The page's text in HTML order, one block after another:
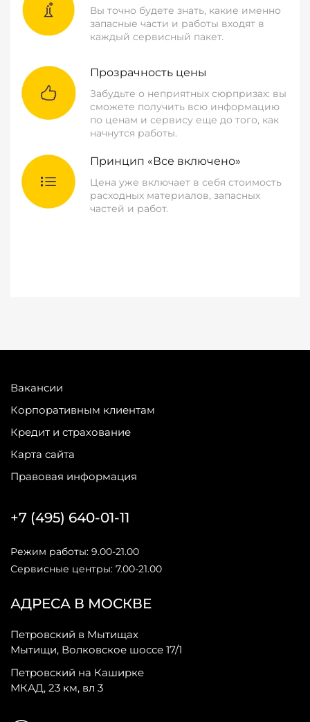
Вы точно будете знать, какие именно
запасные части и работы входят в
каждый сервисный пакет.
Прозрачность цены
Забудьте о неприятных сюрпризах: вы
сможете получить всю информацию
по ценам и сервису еще до того, как
начнутся работы.
Принцип «Все включено»
Цена уже включает в себя стоимость
расходных материалов, запасных
частей и работ.
Вакансии
Корпоративным клиентам
Кредит и страхование
Карта сайта
Правовая информация
АДРЕСА В МОСКВЕ
Петровский в Мытищах
Мытищи, Волковское шоссе 17/1
Петровский на Каширке
МКАД, 23 км, вл 3
+7 (495) 640-01-11
Режим работы: 9.00-21.00
Сервисные центры: 7.00-21.00